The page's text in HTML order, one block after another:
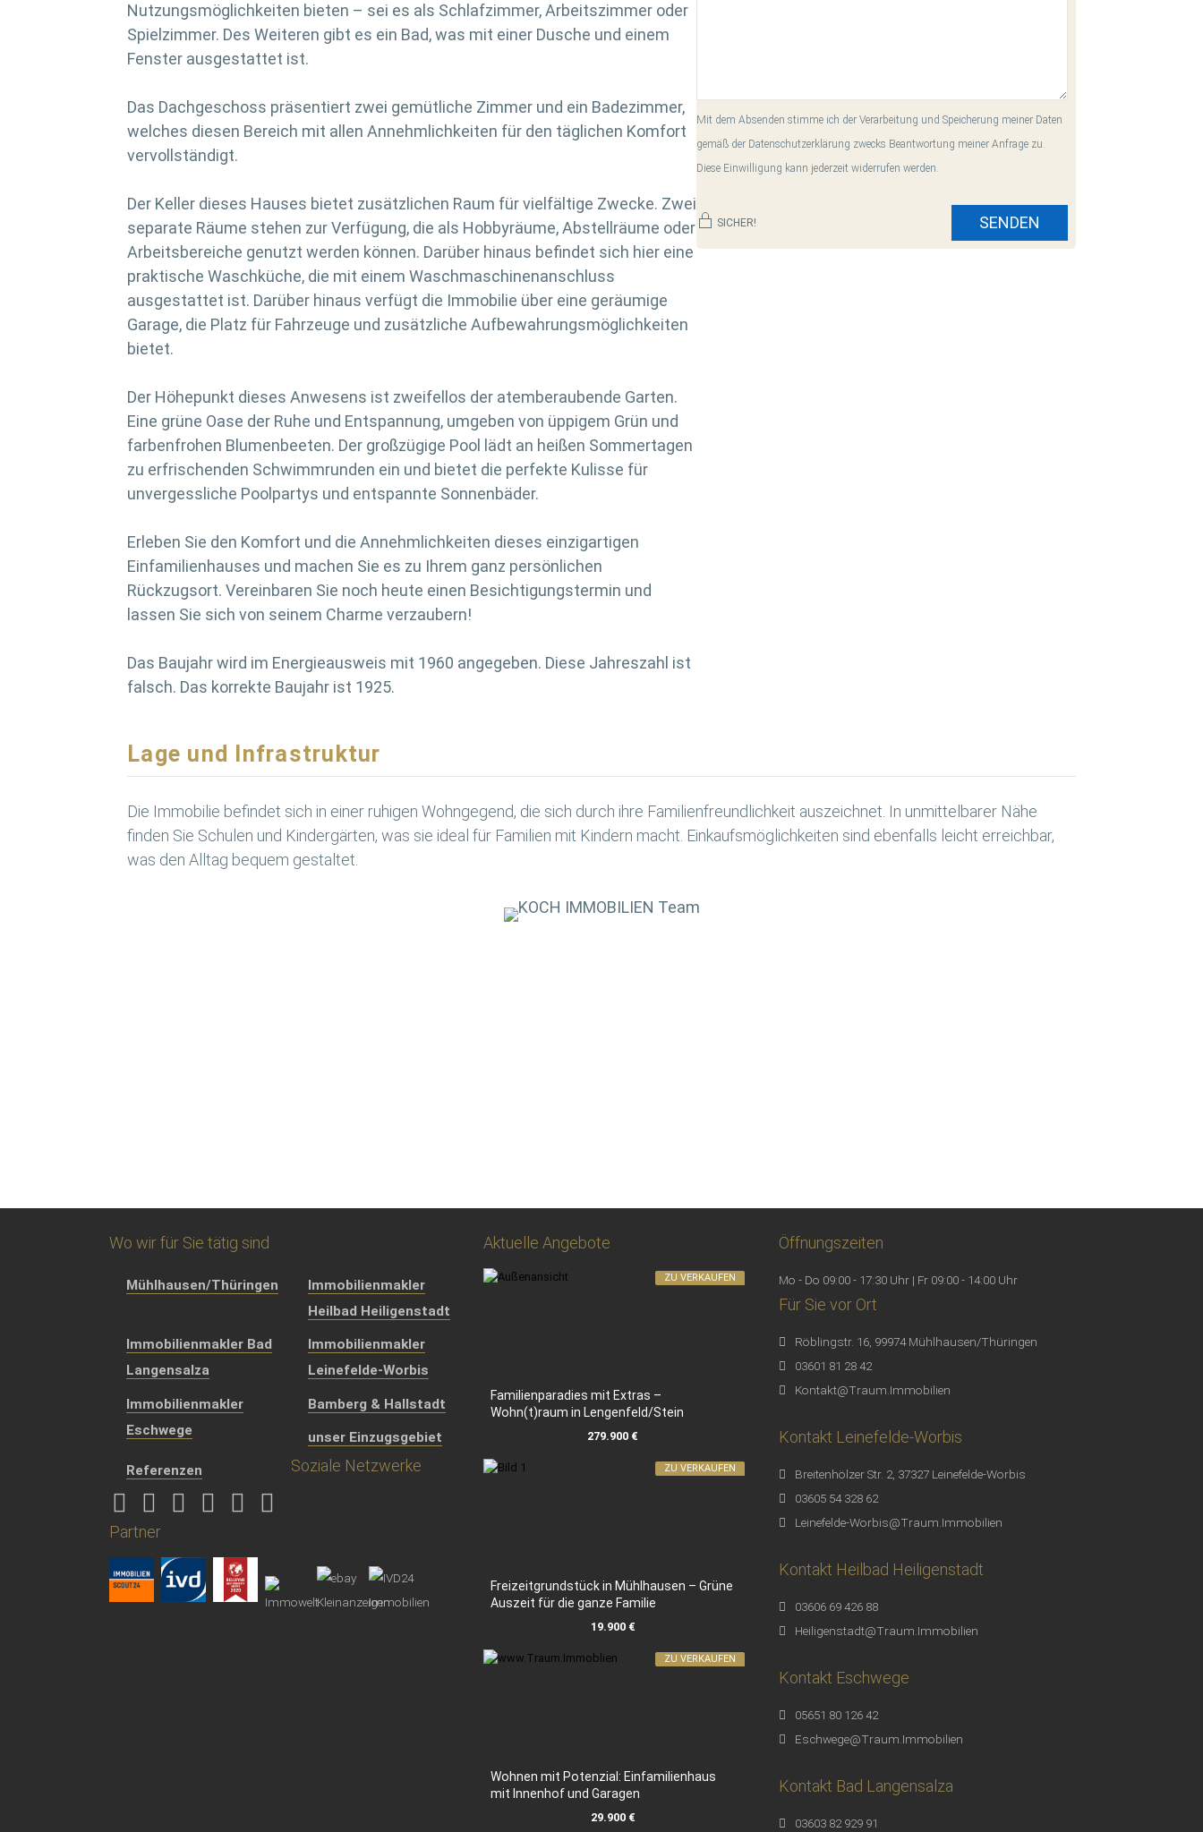
Nutzungsmöglichkeiten bieten – sei es als Schlafzimmer, Arbeitszimmer oder
Spielzimmer. Des Weiteren gibt es ein Bad, was mit einer Dusche und einem
Fenster ausgestattet ist.
Das Dachgeschoss präsentiert zwei gemütliche Zimmer und ein Badezimmer,
welches diesen Bereich mit allen Annehmlichkeiten für den täglichen Komfort
vervollständigt.
Der Keller dieses Hauses bietet zusätzlichen Raum für vielfältige Zwecke. Zwei
separate Räume stehen zur Verfügung, die als Hobbyräume, Abstellräume oder
Arbeitsbereiche genutzt werden können. Darüber hinaus befindet sich hier eine
praktische Waschküche, die mit einem Waschmaschinenanschluss
ausgestattet ist. Darüber hinaus verfügt die Immobilie über eine geräumige
Garage, die Platz für Fahrzeuge und zusätzliche Aufbewahrungsmöglichkeiten
bietet.
Der Höhepunkt dieses Anwesens ist zweifellos der atemberaubende Garten.
Eine grüne Oase der Ruhe und Entspannung, umgeben von üppigem Grün und
farbenfrohen Blumenbeeten. Der großzügige Pool lädt an heißen Sommertagen
zu erfrischenden Schwimmrunden ein und bietet die perfekte Kulisse für
unvergessliche Poolpartys und entspannte Sonnenbäder.
Erleben Sie den Komfort und die Annehmlichkeiten dieses einzigartigen
Einfamilienhauses und machen Sie es zu Ihrem ganz persönlichen
Rückzugsort. Vereinbaren Sie noch heute einen Besichtigungstermin und
lassen Sie sich von seinem Charme verzaubern!
Das Baujahr wird im Energieausweis mit 1960 angegeben. Diese Jahreszahl ist
falsch. Das korrekte Baujahr ist 1925.
Mit dem Absenden stimme ich der Verarbeitung und Speicherung meiner Daten
gemäß der Datenschutzerklärung zwecks Beantwortung meiner Anfrage zu.
Diese Einwilligung kann jederzeit widerrufen werden.
SICHER! SENDEN
Lage und Infrastruktur
Die Immobilie befindet sich in einer ruhigen Wohngegend, die sich durch ihre Familienfreundlichkeit auszeichnet. In unmittelbarer Nähe
finden Sie Schulen und Kindergärten, was sie ideal für Familien mit Kindern macht. Einkaufsmöglichkeiten sind ebenfalls leicht erreichbar,
was den Alltag bequem gestaltet.
Wo wir für Sie tätig sind
Mühlhausen/Thüringen
Immobilienmakler
Heilbad Heiligenstadt
Immobilienmakler Bad
Langensalza
Immobilienmakler
Leinefelde-Worbis
Immobilienmakler
Eschwege
Bamberg & Hallstadt
unser Einzugsgebiet
Referenzen Soziale Netzwerke
Partner
Aktuelle Angebote
Familienparadies mit Extras –
Wohn(t)raum in Lengenfeld/Stein
279.900 €
ZU VERKAUFEN
Freizeitgrundstück in Mühlhausen – Grüne
Auszeit für die ganze Familie
19.900 €
ZU VERKAUFEN
Wohnen mit Potenzial: Einfamilienhaus
mit Innenhof und Garagen
29.900 €
ZU VERKAUFEN
Öffnungszeiten
Mo - Do 09:00 - 17:30 Uhr | Fr 09:00 - 14:00 Uhr
Für Sie vor Ort
Röblingstr. 16, 99974 Mühlhausen/Thüringen
03601 81 28 42
Kontakt@Traum.Immobilien
Kontakt Leinefelde-Worbis
Breitenhölzer Str. 2, 37327 Leinefelde-Worbis
03605 54 328 62
Leinefelde-Worbis@Traum.Immobilien
Kontakt Heilbad Heiligenstadt
03606 69 426 88
Heiligenstadt@Traum.Immobilien
Kontakt Eschwege
05651 80 126 42
Eschwege@Traum.Immobilien
Kontakt Bad Langensalza
03603 82 929 91